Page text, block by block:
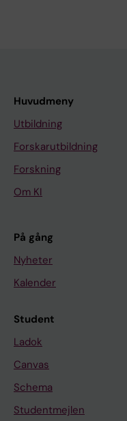
Huvudmeny
Utbildning
Forskarutbildning
Forskning
Om KI
På gång
Nyheter
Kalender
Student
Ladok
Canvas
Schema
Studentmejlen